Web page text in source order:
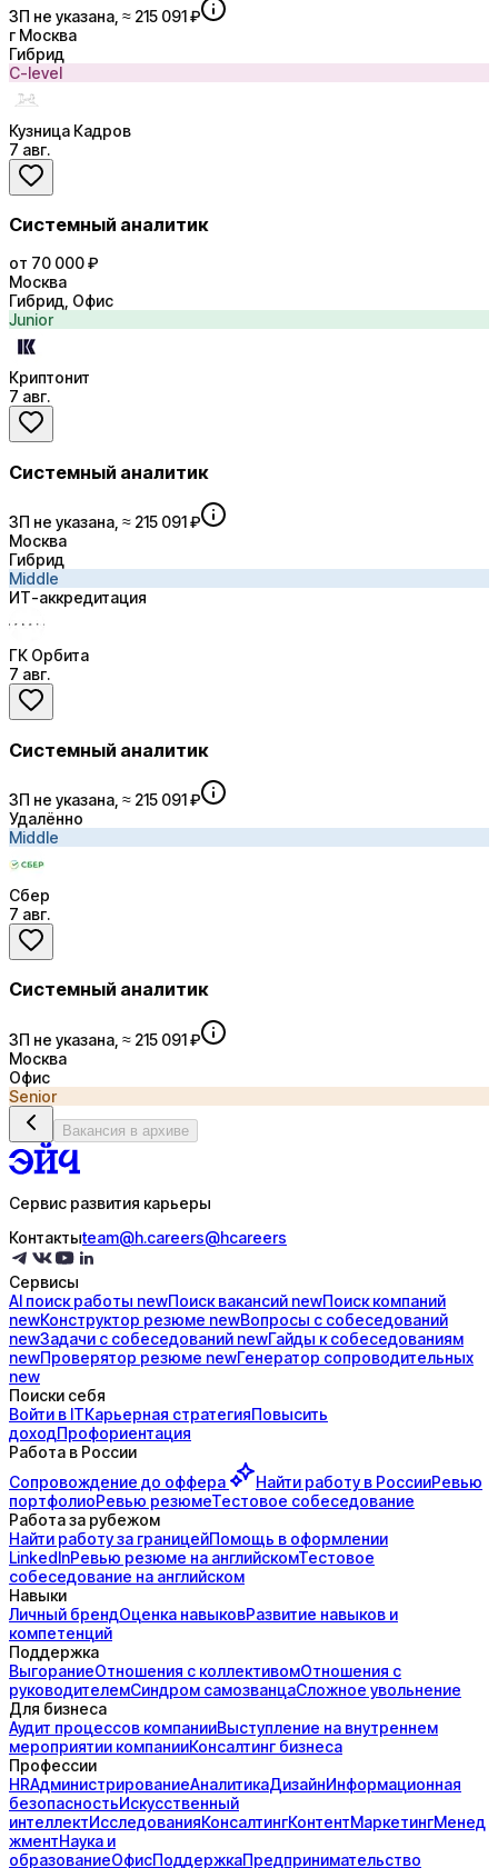
ЗП не указана, ≈ 215 091 ₽
г Москва
Гибрид
C-level
Кузница Кадров
7 авг.
Системный аналитик
от 70 000 ₽
Москва
Гибрид, Офис
Junior
Криптонит
7 авг.
Системный аналитик
ЗП не указана, ≈ 215 091 ₽
Москва
Гибрид
Middle
ИТ-аккредитация
ГК Орбита
7 авг.
Системный аналитик
ЗП не указана, ≈ 215 091 ₽
Удалённо
Middle
Сбер
7 авг.
Системный аналитик
ЗП не указана, ≈ 215 091 ₽
Москва
Офис
Senior
Вакансия в архиве
Сервис развития карьеры
Контактыteam@h.careers@hcareers
Сервисы
AI поискработы newПоисквакансий newПоисккомпаний
newКонструктор резюме newВопросы с собеседований
newЗадачи с собеседований newГайды ксобеседованиям
newПроверятор резюме newГенератор сопроводительных
new
Поиски себя
Войти в ITКарьерная стратегияПовысить
доходПрофориентация
Работа в России
Сопровождение до оффера Найти работу в РоссииРевью
портфолиоРевью резюмеТестовое собеседование
Работа за рубежом
Найти работу за границейПомощь в оформлении
LinkedInРевью резюме на английскомТестовое
собеседование на английском
Навыки
Личный брендОценка навыковРазвитие навыков и
компетенций
Поддержка
ВыгораниеОтношения с коллективомОтношения с
руководителемСиндром самозванцаСложное увольнение
Для бизнеса
Аудит процессов компанииВыступление на внутреннем
мероприятии компанииКонсалтинг бизнеса
Профессии
HRАдминистрированиеАналитикаДизайнИнформационная
безопасностьИскусственный
интеллектИсследованияКонсалтингКонтентМаркетингМенед
жментНаука и
образованиеОфисПоддержкаПредпринимательство